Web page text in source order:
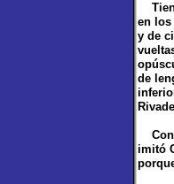
en los
y de
de
Con
imitó